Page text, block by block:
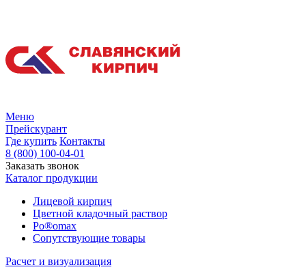
Меню
Прейскурант
Где купить Контакты
8 (800) 100-04-01
Заказать звонок
Каталог продукции
Лицевой кирпич
Цветной кладочный раствор
Po®omax
Сопутствующие товары
Расчет и визуализация